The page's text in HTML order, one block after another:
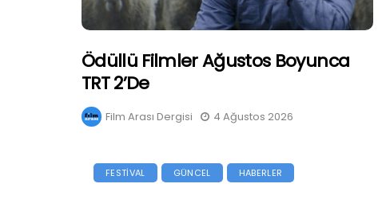
Ödüllü Filmler Ağustos Boyunca
TRT 2’de
Film Arası Dergisi 4 Ağustos 2026
FESTİVAL GÜNCEL HABERLER